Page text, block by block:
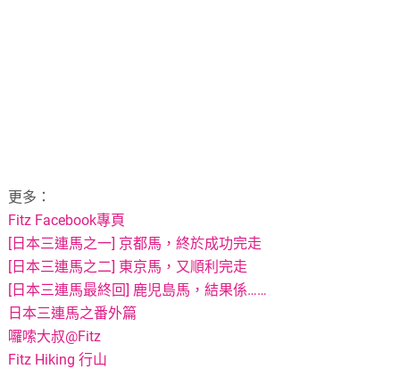
更多：
Fitz Facebook專頁
[日本三連馬之一] 京都馬，終於成功完走
[日本三連馬之二] 東京馬，又順利完走
[日本三連馬最終回] 鹿児島馬，結果係……
日本三連馬之番外篇
囉嗦大叔@Fitz
Fitz Hiking 行山